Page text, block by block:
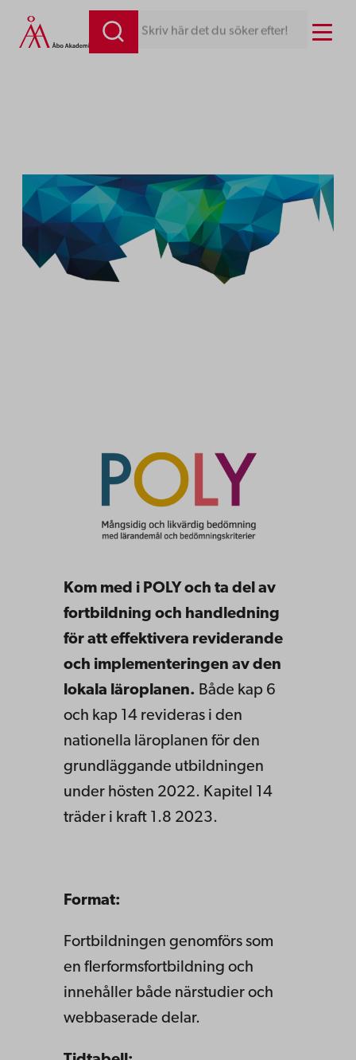
Hoppa
till
Skriv här det du söker efter! Menu
Kom med i POLY och ta del av
fortbildning och handledning
för att effektivera reviderande
och implementeringen av den
lokala läroplanen. Både kap 6
och kap 14 revideras i den
nationella läroplanen för den
grundläggande utbildningen
under hösten 2022. Kapitel 14
träder i kraft 1.8 2023.
Format:
Fortbildningen genomförs som
en flerformsfortbildning och
innehåller både närstudier och
webbaserade delar.